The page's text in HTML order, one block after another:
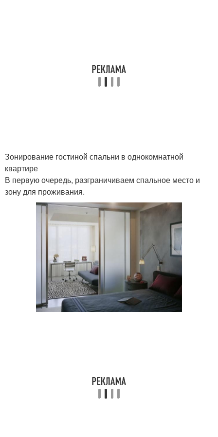
Зонирование гостиной спальни в однокомнатной
квартире
В первую очередь, разграничиваем спальное место и
зону для проживания.